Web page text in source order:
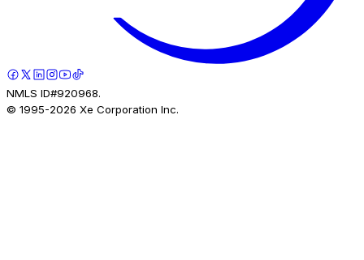
NMLS ID#920968.
© 1995-2026 Xe Corporation Inc.